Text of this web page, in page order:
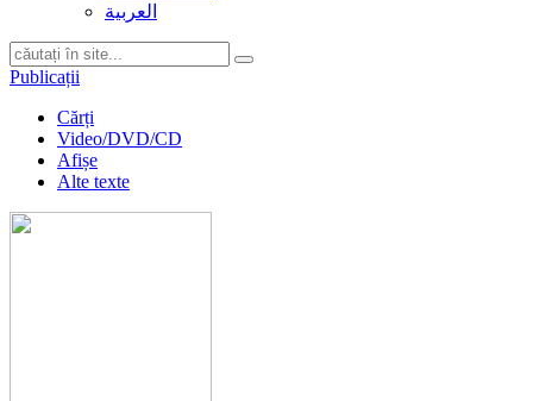
العربية
Publicații
Cărți
Video/DVD/CD
Afișe
Alte texte